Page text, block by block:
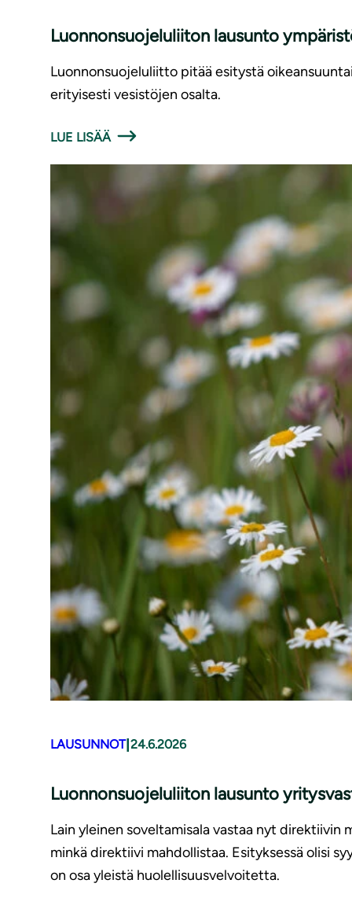
Luonnonsuojeluliiton lausunto
Luonnonsuojeluliitto pitää esitystä
erityisesti vesistöjen osalta.
LUE LISÄÄ
LAUSUNNOT| 24.6.2026
Luonnonsuojeluliiton lausunto
Lain yleinen soveltamisala vastaa nyt direktiivin
minkä direktiivi mahdollistaa. Esityksessä olisi
on osa yleistä huolellisuusvelvoitetta.